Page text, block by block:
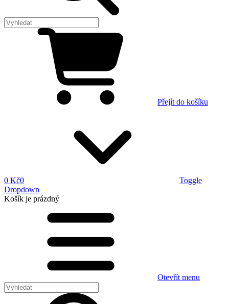
Přejít do košíku
0 Kč0
Toggle
Dropdown
Košík je prázdný
Otevřít menu